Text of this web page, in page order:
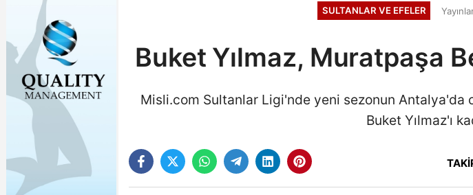
SULTANLAR VE EFELER
Buket Yılmaz, Muratpaşa
Misli.com Sultanlar Ligi'nde yeni sezonun
Buket Yılmaz'ı